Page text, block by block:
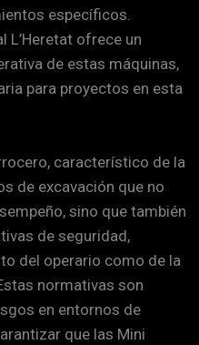
específicos.
L’Heretat ofrece un
de estas máquinas,
para proyectos en esta
característico de la
de excavación que no
sino que también
de seguridad,
del operario como de la
normativas son
en entornos de
que las Mini